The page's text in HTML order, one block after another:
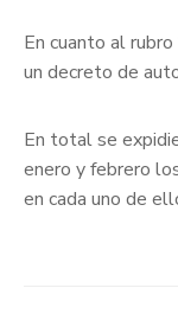
En cuanto al
un decreto de
En total se
enero y febrero
en cada uno de